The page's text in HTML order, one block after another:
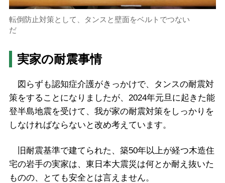
転倒防止対策として、タンスと壁面をベルトでつない
だ
実家の耐震事情
図らずも認知症介護がきっかけで、タンスの耐震対
策をすることになりましたが、2024年元旦に起きた能
登半島地震を受けて、我が家の耐震対策をしっかりを
しなければならないと改め考えています。
旧耐震基準で建てられた、築50年以上が経つ木造住
宅の岩手の実家は、東日本大震災は何とか耐え抜いた
ものの、とても安全とは言えません。